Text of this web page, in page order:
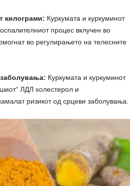
килограми: Куркумата и куркуминот
процес вклучен во
во регулирањето на телесните
Куркумата и куркуминот
ЛДЛ холестерол и
ризикот од срцеви заболувања.